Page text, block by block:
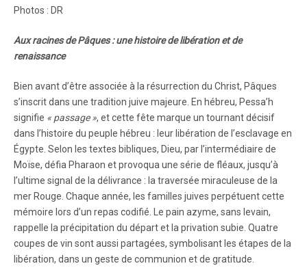
Photos : DR
Aux racines de Pâques : une histoire de libération et de
renaissance
Bien avant d’être associée à la résurrection du Christ, Pâques
s’inscrit dans une tradition juive majeure. En hébreu, Pessa’h
signifie « passage », et cette fête marque un tournant décisif
dans l’histoire du peuple hébreu : leur libération de l’esclavage en
Égypte. Selon les textes bibliques, Dieu, par l’intermédiaire de
Moïse, défia Pharaon et provoqua une série de fléaux, jusqu’à
l’ultime signal de la délivrance : la traversée miraculeuse de la
mer Rouge. Chaque année, les familles juives perpétuent cette
mémoire lors d’un repas codifié. Le pain azyme, sans levain,
rappelle la précipitation du départ et la privation subie. Quatre
coupes de vin sont aussi partagées, symbolisant les étapes de la
libération, dans un geste de communion et de gratitude.